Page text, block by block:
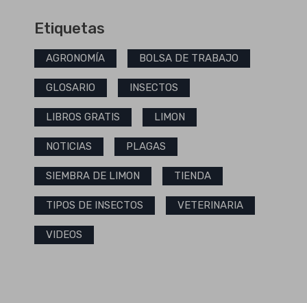
Etiquetas
AGRONOMÍA BOLSA DE TRABAJO
GLOSARIO INSECTOS
LIBROS GRATIS LIMON
NOTICIAS PLAGAS
SIEMBRA DE LIMON TIENDA
TIPOS DE INSECTOS VETERINARIA
VIDEOS